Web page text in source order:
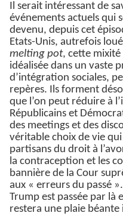
Il serait intéressant de
événements actuels qui
devenu, depuis cet
Etats-Unis, autrefois
melting pot, cette mixité
idéalisée dans un vaste
d’intégration sociales,
repères. Ils forment
que l’on peut réduire à
Républicains et
des meetings et des
véritable choix de vie
partisans du droit à
la contraception et les
bannière de la Cour
aux « erreurs du passé
Trump est passée par là
restera une plaie